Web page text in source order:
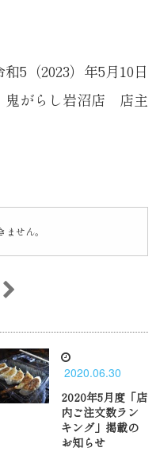
和5（2023）年5月10日
鬼がらし岩沼店 店主
せん。
2020.06.30
2020年5月度「店
内ご注文数ラン
キング」掲載の
お知らせ